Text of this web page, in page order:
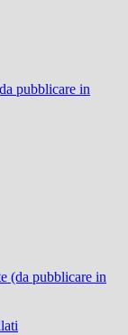
pubblicare in
(da pubblicare in